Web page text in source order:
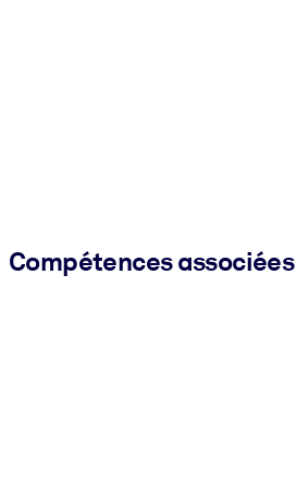
Compétences associées